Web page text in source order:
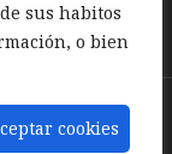
sus habitos
o bien
cookies
de cookies